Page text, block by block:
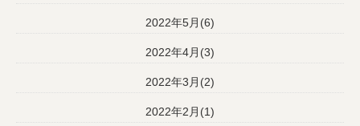
2022年5月(6)
2022年4月(3)
2022年3月(2)
2022年2月(1)